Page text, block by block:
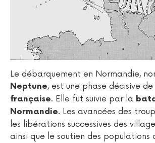
Le débarquement en Normandie,
Neptune, est une phase décisive
française. Elle fut suivie par la
Normandie. Les avancées des
les libérations successives des
ainsi que le soutien des populations